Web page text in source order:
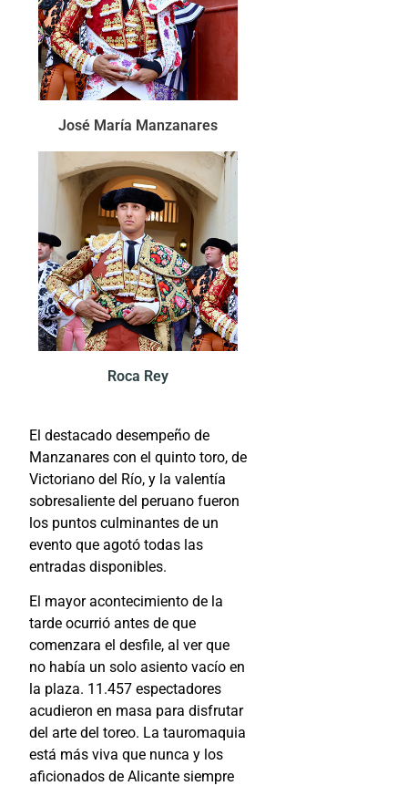
José María Manzanares
Roca Rey
El destacado desempeño de
Manzanares con el quinto toro, de
Victoriano del Río, y la valentía
sobresaliente del peruano fueron
los puntos culminantes de un
evento que agotó todas las
entradas disponibles.
El mayor acontecimiento de la
tarde ocurrió antes de que
comenzara el desfile, al ver que
no había un solo asiento vacío en
la plaza. 11.457 espectadores
acudieron en masa para disfrutar
del arte del toreo. La tauromaquia
está más viva que nunca y los
aficionados de Alicante siempre